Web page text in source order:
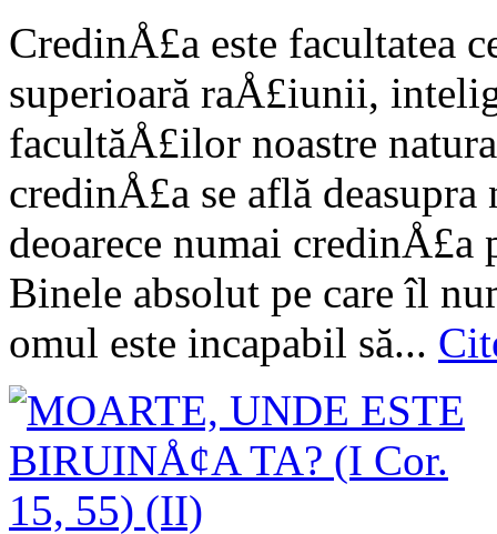
CredinÅ£a este facultatea
superioară raÅ£iunii,
facultăÅ£ilor noastre
credinÅ£a se află
deoarece numai credinÅ£a
Binele absolut pe care îl
omul este incapabil să...